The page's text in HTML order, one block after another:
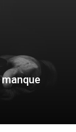
manque